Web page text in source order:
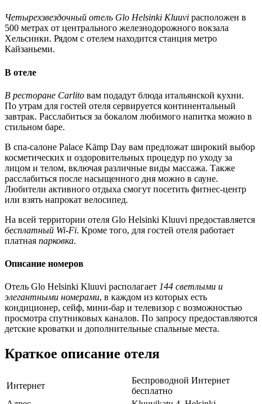
Четырехзвездочный отель Glo Helsinki Kluuvi расположен в
500 метрах от центрального железнодорожного вокзала
Хельсинки. Рядом с отелем находится станция метро
Кайзаньеми.
В отеле
В ресторане Carlito вам подадут блюда итальянской кухни.
По утрам для гостей отеля сервируется континентальный
завтрак. Расслабиться за бокалом любимого напитка можно в
стильном баре.
В спа-салоне Palace Kämp Day вам предложат широкий выбор
косметических и оздоровительных процедур по уходу за
лицом и телом, включая различные виды массажа. Также
расслабиться после насыщенного дня можно в сауне.
Любители активного отдыха смогут посетить фитнес-центр
или взять напрокат велосипед.
На всей территории отеля Glo Helsinki Kluuvi предоставляется
бесплатный Wi-Fi. Кроме того, для гостей отеля работает
платная парковка.
Описание номеров
Отель Glo Helsinki Kluuvi располагает 144 светлыми и
элегантными номерами, в каждом из которых есть
кондиционер, сейф, мини-бар и телевизор с возможностью
просмотра спутниковых каналов. По запросу предоставляются
детские кроватки и дополнительные спальные места.
Краткое описание отеля
Интернет
Беспроводной Интернет
бесплатно